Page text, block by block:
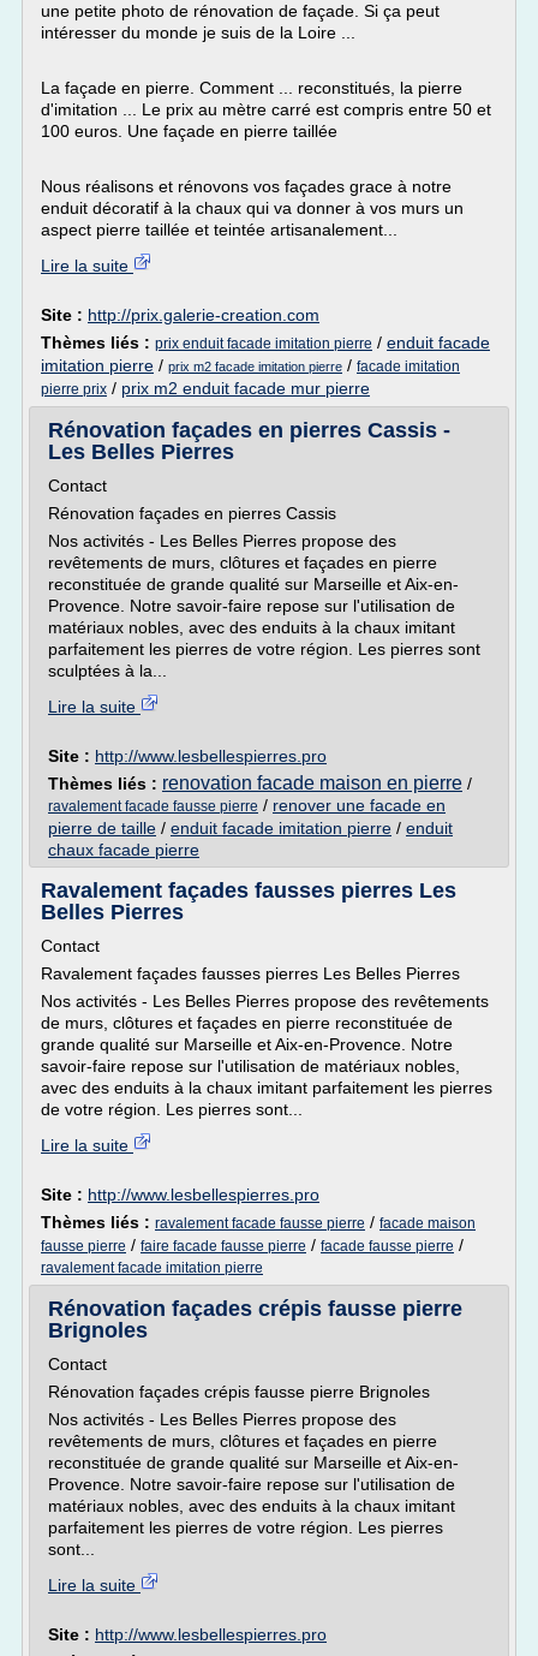
une petite photo de rénovation de façade. Si ça peut
intéresser du monde je suis de la Loire ...
La façade en pierre. Comment ... reconstitués, la pierre
d'imitation ... Le prix au mètre carré est compris entre 50 et
100 euros. Une façade en pierre taillée
Nous réalisons et rénovons vos façades grace à notre
enduit décoratif à la chaux qui va donner à vos murs un
aspect pierre taillée et teintée artisanalement...
Lire la suite
Site : http://prix.galerie-creation.com
Thèmes liés : prix enduit facade imitation pierre / enduit facade
imitation pierre / prix m2 facade imitation pierre / facade imitation
pierre prix / prix m2 enduit facade mur pierre
Rénovation façades en pierres Cassis -
Les Belles Pierres
Contact
Rénovation façades en pierres Cassis
Nos activités - Les Belles Pierres propose des
revêtements de murs, clôtures et façades en pierre
reconstituée de grande qualité sur Marseille et Aix-en-
Provence. Notre savoir-faire repose sur l'utilisation de
matériaux nobles, avec des enduits à la chaux imitant
parfaitement les pierres de votre région. Les pierres sont
sculptées à la...
Lire la suite
Site : http://www.lesbellespierres.pro
Thèmes liés : renovation facade maison en pierre /
ravalement facade fausse pierre / renover une facade en
pierre de taille / enduit facade imitation pierre / enduit
chaux facade pierre
Ravalement façades fausses pierres Les
Belles Pierres
Contact
Ravalement façades fausses pierres Les Belles Pierres
Nos activités - Les Belles Pierres propose des revêtements
de murs, clôtures et façades en pierre reconstituée de
grande qualité sur Marseille et Aix-en-Provence. Notre
savoir-faire repose sur l'utilisation de matériaux nobles,
avec des enduits à la chaux imitant parfaitement les pierres
de votre région. Les pierres sont...
Lire la suite
Site : http://www.lesbellespierres.pro
Thèmes liés : ravalement facade fausse pierre / facade maison
fausse pierre / faire facade fausse pierre / facade fausse pierre /
ravalement facade imitation pierre
Rénovation façades crépis fausse pierre
Brignoles
Contact
Rénovation façades crépis fausse pierre Brignoles
Nos activités - Les Belles Pierres propose des
revêtements de murs, clôtures et façades en pierre
reconstituée de grande qualité sur Marseille et Aix-en-
Provence. Notre savoir-faire repose sur l'utilisation de
matériaux nobles, avec des enduits à la chaux imitant
parfaitement les pierres de votre région. Les pierres
sont...
Lire la suite
Site : http://www.lesbellespierres.pro